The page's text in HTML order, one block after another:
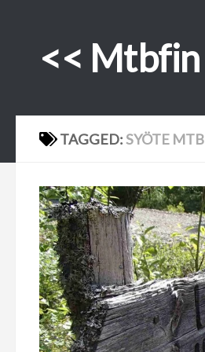
<< Mtbfin
TAGGED:SYÖTE MTB